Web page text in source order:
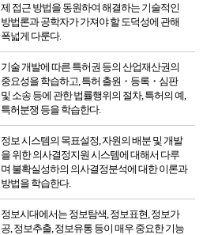
제 접근 방법을 동원하여 해결하는 기술적인
방법론과 공학자가 가져야 할 도덕성에 관해
폭넓게 다룬다.
기술 개발에 따른 특허권 등의 산업재산권의
중요성을 학습하고, 특허 출원・등록・심판
및 소송 등에 관한 법률행위의 절차, 특허의 예,
특허분쟁 등을 학습한다.
정보 시스템의 목표설정, 자원의 배분 및 개발
을 위한 의사결정지원 시스템에 대해서 다루
며 불확실성하의 의사결정분석에 대한 이론과
방법을 학습한다.
정보시대에서는 정보탐색, 정보표현, 정보가
공, 정보추출, 정보유통 등이 매우 중요한 기능